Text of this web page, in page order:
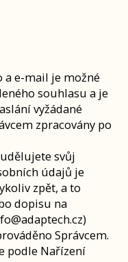
e-mail je možné
souhlasu a je
vyžádané
zpracovány po
svůj
údajů je
zpět, a to
dopisu na
Správcem.
podle Nařízení